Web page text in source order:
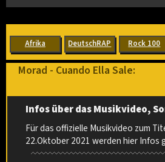
Afrika DeutschRAP Rock 100
Morad - Cuando Ella Sale:
Infos über das Musikvideo,
Für das offizielle Musikvideo zum
22.Oktober 2021 werden hier Infos